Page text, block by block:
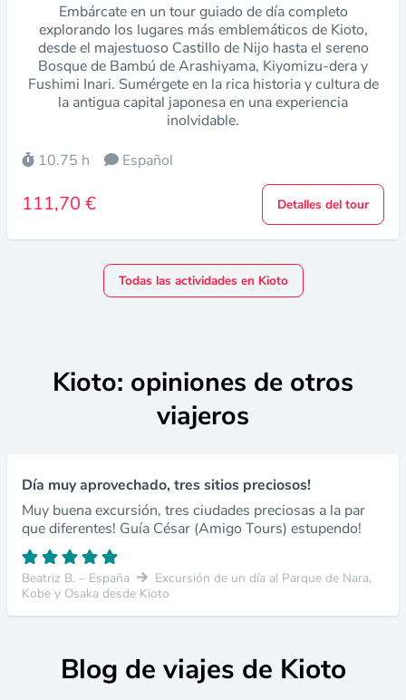
Embárcate en un tour guiado de día completo
explorando los lugares más emblemáticos de Kioto,
desde el majestuoso Castillo de Nijo hasta el sereno
Bosque de Bambú de Arashiyama, Kiyomizu-dera y
Fushimi Inari. Sumérgete en la rica historia y cultura de
la antigua capital japonesa en una experiencia
inolvidable.
10.75 h
Español
111,70 € Detalles del tour
Todas las actividades en Kioto
Kioto: opiniones de otros
viajeros
Día muy aprovechado, tres sitios preciosos!
Muy buena excursión, tres ciudades preciosas a la par
que diferentes! Guía César (Amigo Tours) estupendo!
Beatriz B. – España
Excursión de un día al Parque de Nara,
Kobe y Osaka desde Kioto
Blog de viajes de Kioto